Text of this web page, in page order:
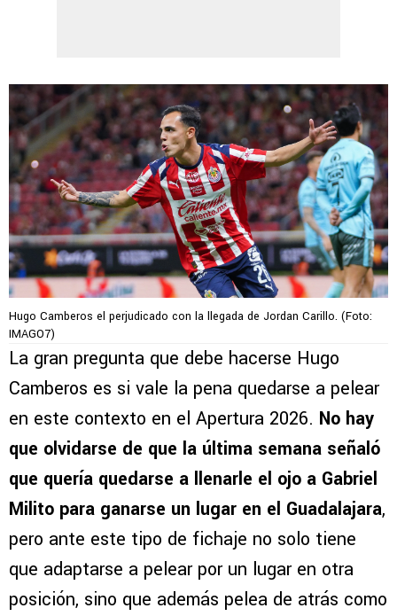
Hugo Camberos el perjudicado con la llegada de Jordan Carillo. (Foto:
IMAGO7)
La gran pregunta que debe hacerse Hugo
Camberos es si vale la pena quedarse a pelear
en este contexto en el Apertura 2026. No hay
que olvidarse de que la última semana señaló
que quería quedarse a llenarle el ojo a Gabriel
Milito para ganarse un lugar en el Guadalajara,
pero ante este tipo de fichaje no solo tiene
que adaptarse a pelear por un lugar en otra
posición, sino que además pelea de atrás como